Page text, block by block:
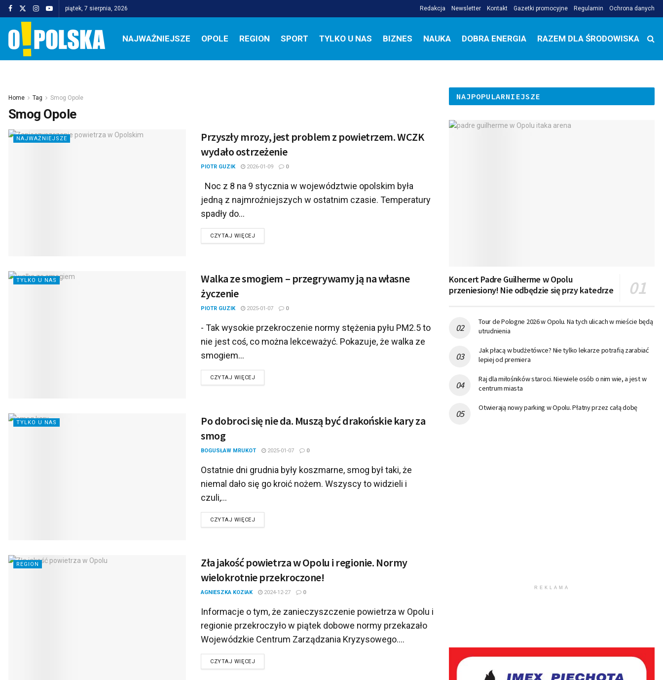
piątek, 7 sierpnia, 2026 Redakcja Newsletter Kontakt Gazetki promocyjne Regulamin Ochrona danych
NAJWAŻNIEJSZE OPOLE REGION SPORT TYLKO U NAS BIZNES NAUKA DOBRA ENERGIA RAZEM DLA ŚRODOWISKA
Home Tag Smog Opole
Smog Opole
NAJWAŻNIEJSZE
Przyszły mrozy, jest problem z powietrzem. WCZK
wydało ostrzeżenie
PIOTR GUZIK 2026-01-09 0
Noc z 8 na 9 stycznia w województwie opolskim była
jedną z najmroźniejszych w ostatnim czasie. Temperatury
spadły do...
CZYTAJ WIĘCEJ
TYLKO U NAS
Walka ze smogiem – przegrywamy ją na własne
życzenie
PIOTR GUZIK 2025-01-07 0
- Tak wysokie przekroczenie normy stężenia pyłu PM2.5 to
nie jest coś, co można lekceważyć. Pokazuje, że walka ze
smogiem...
CZYTAJ WIĘCEJ
TYLKO U NAS
Po dobroci się nie da. Muszą być drakońskie kary za
smog
BOGUSŁAW MRUKOT 2025-01-07 0
Ostatnie dni grudnia były koszmarne, smog był taki, że
niemal dało się go kroić nożem. Wszyscy to widzieli i
czuli,...
CZYTAJ WIĘCEJ
REGION
Zła jakość powietrza w Opolu i regionie. Normy
wielokrotnie przekroczone!
AGNIESZKA KOZIAK 2024-12-27 0
Informacje o tym, że zanieczyszczenie powietrza w Opolu i
regionie przekroczyło w piątek dobowe normy przekazało
Wojewódzkie Centrum Zarządzania Kryzysowego....
CZYTAJ WIĘCEJ
NAJPOPULARNIEJSZE
Koncert Padre Guilherme w Opolu
przeniesiony! Nie odbędzie się przy katedrze
Tour de Pologne 2026 w Opolu. Na tych ulicach w mieście będą
utrudnienia
Jak płacą w budżetówce? Nie tylko lekarze potrafią zarabiać
lepiej od premiera
Raj dla miłośników staroci. Niewiele osób o nim wie, a jest w
centrum miasta
Otwierają nowy parking w Opolu. Płatny przez całą dobę
REKLAMA